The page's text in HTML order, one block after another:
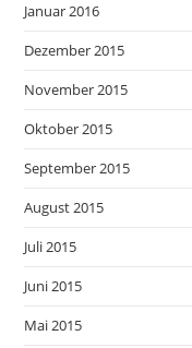
Januar 2016
Dezember 2015
November 2015
Oktober 2015
September 2015
August 2015
Juli 2015
Juni 2015
Mai 2015